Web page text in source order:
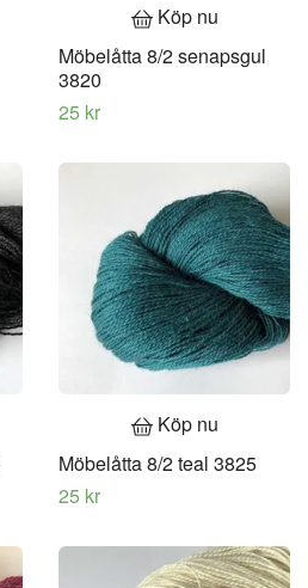
Köp nu
Möbelåtta 8/2 senapsgul
3820
25 kr
Köp nu
Möbelåtta 8/2 teal 3825
25 kr